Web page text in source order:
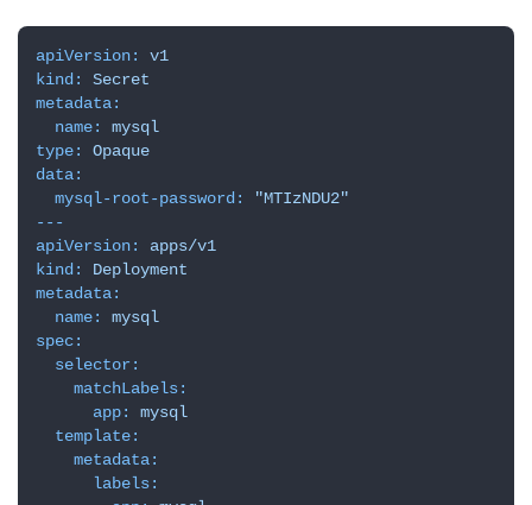
apiVersion:
v1
kind:
Secret
metadata:
name:
mysql
type:
Opaque
data:
mysql-root-password:
"MTIzNDU2"
---
apiVersion:
apps/v1
kind:
Deployment
metadata:
name:
mysql
spec:
selector:
matchLabels:
app:
mysql
template:
metadata:
labels: